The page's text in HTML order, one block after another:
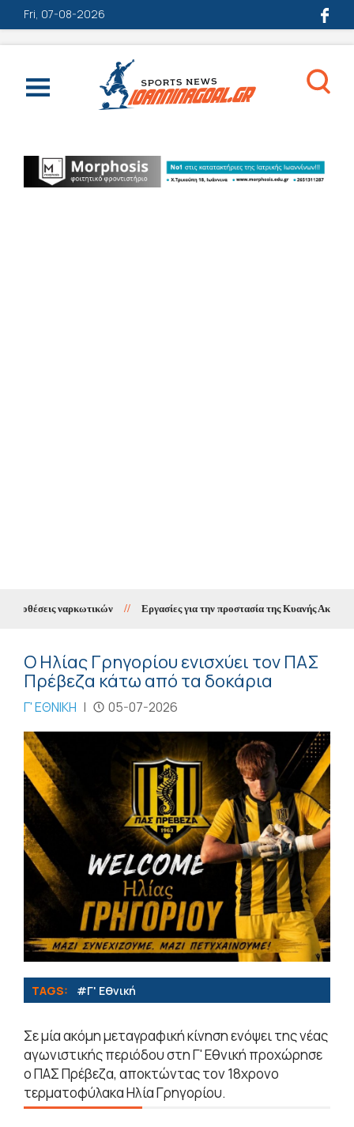
Fri, 07-08-2026
ναρκωτικών // Εργασίες για την προστασία της Κυανής Ακτής
Ο Ηλίας Γρηγορίου ενισχύει τον ΠΑΣ
Πρέβεζα κάτω από τα δοκάρια
Γ' ΕΘΝΙΚΗ | 05-07-2026
TAGS: #Γ' Εθνική
Σε μία ακόμη μεταγραφική κίνηση ενόψει της νέας
αγωνιστικής περιόδου στη Γ' Εθνική προχώρησε
ο ΠΑΣ Πρέβεζα, αποκτώντας τον 18χρονο
τερματοφύλακα Ηλία Γρηγορίου.